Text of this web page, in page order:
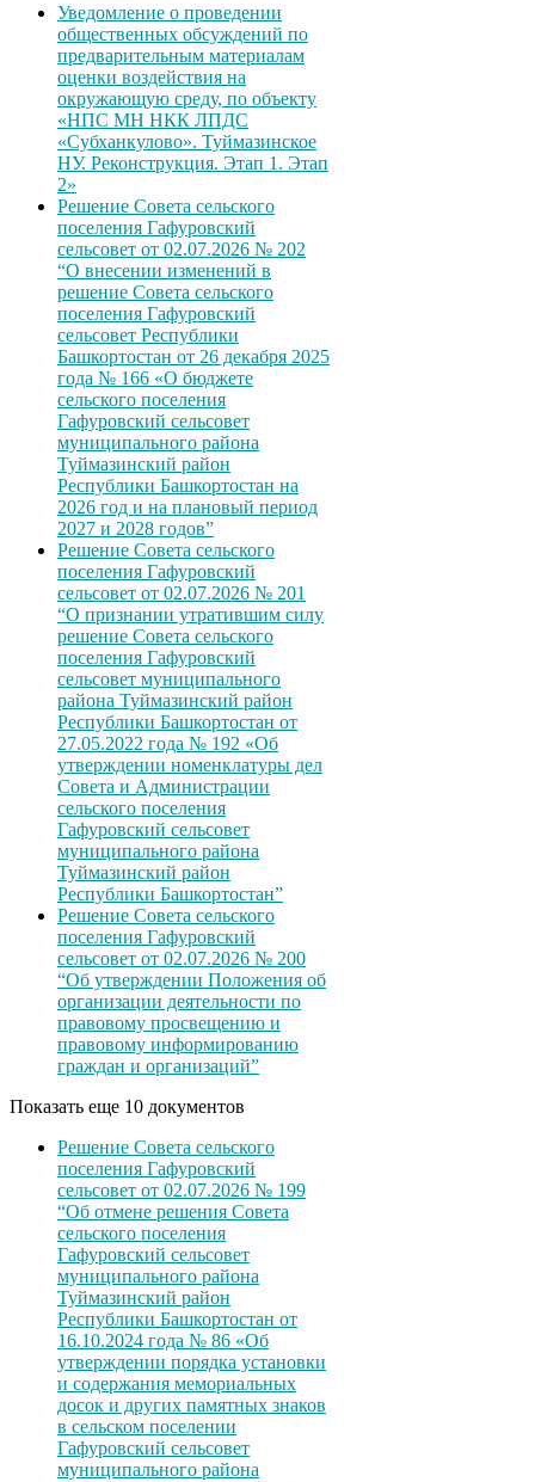
Уведомление о проведении
общественных обсуждений по
предварительным материалам
оценки воздействия на
окружающую среду, по объекту
«НПС МН НКК ЛПДС
«Субханкулово». Туймазинское
НУ. Реконструкция. Этап 1. Этап
2»
Решение Совета сельского
поселения Гафуровский
сельсовет от 02.07.2026 № 202
“О внесении изменений в
решение Совета сельского
поселения Гафуровский
сельсовет Республики
Башкортостан от 26 декабря 2025
года № 166 «О бюджете
сельского поселения
Гафуровский сельсовет
муниципального района
Туймазинский район
Республики Башкортостан на
2026 год и на плановый период
2027 и 2028 годов”
Решение Совета сельского
поселения Гафуровский
сельсовет от 02.07.2026 № 201
“О признании утратившим силу
решение Совета сельского
поселения Гафуровский
сельсовет муниципального
района Туймазинский район
Республики Башкортостан от
27.05.2022 года № 192 «Об
утверждении номенклатуры дел
Совета и Администрации
сельского поселения
Гафуровский сельсовет
муниципального района
Туймазинский район
Республики Башкортостан”
Решение Совета сельского
поселения Гафуровский
сельсовет от 02.07.2026 № 200
“Об утверждении Положения об
организации деятельности по
правовому просвещению и
правовому информированию
граждан и организаций”
Показать еще 10 документов
Решение Совета сельского
поселения Гафуровский
сельсовет от 02.07.2026 № 199
“Об отмене решения Совета
сельского поселения
Гафуровский сельсовет
муниципального района
Туймазинский район
Республики Башкортостан от
16.10.2024 года № 86 «Об
утверждении порядка установки
и содержания мемориальных
досок и других памятных знаков
в сельском поселении
Гафуровский сельсовет
муниципального района